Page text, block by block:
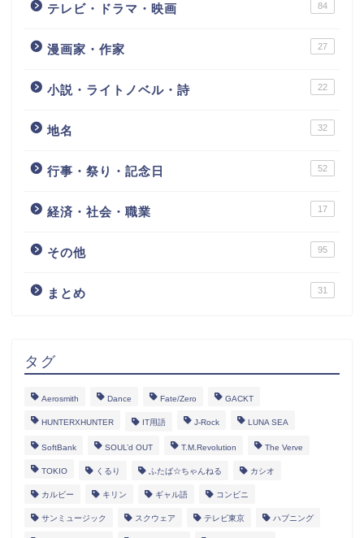
テレビ・ドラマ・映画 84
漫画家・作家 27
小説・ライトノベル・詩 22
地名 32
行事・祭り・記念日 52
経済・社会・職業 17
その他 95
まとめ 31
タグ
Aerosmith Dance Fate/Zero GACKT
HUNTERXHUNTER IT用語 J-Rock LUNA SEA
SoftBank SOUL’d OUT T.M.Revolution The Verve
TOKIO くるり ふたば☆ちゃんねる カシオ
カルビー キリン ギャル語 コンビニ
サンミュージック スクウェア テレビ東京 ハプニング